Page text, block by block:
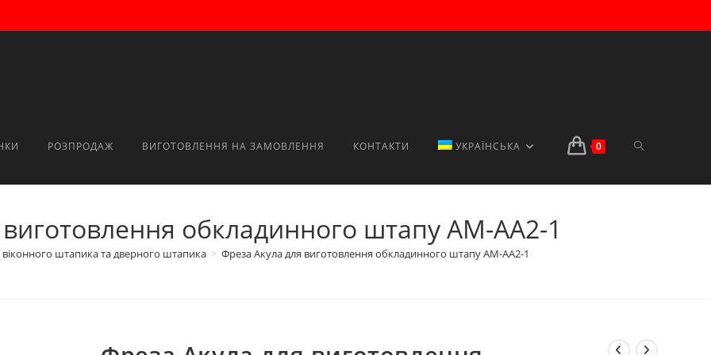
РОЗПРОДАЖ ВИГОТОВЛЕННЯ НА ЗАМОВЛЕННЯ КОНТАКТИ УКРАЇНСЬКА 0 ПЕРЕМКНУТИ
обкладинного штапу AM-AA2-1
штапика та дверного штапика > Фреза Акула для виготовлення обкладинного штапу AM-AA2-1